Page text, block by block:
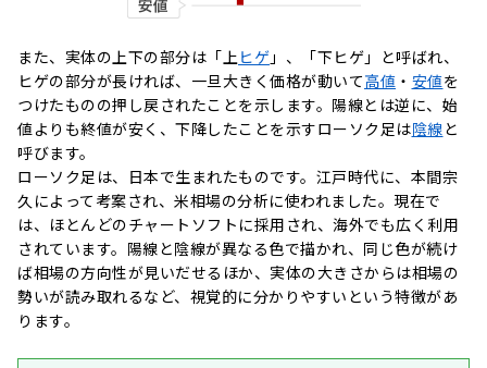
また、実体の上下の部分は「上ヒゲ 」、「下ヒゲ」と呼ばれ、
ヒゲの部分が長ければ、一旦大きく価格が動いて高値 ・ 安値を
つけたものの押し戻されたことを示します。陽線とは逆に、始
値よりも終値が安く、下降したことを示すローソク足は陰線と
呼びます。
ローソク足は、日本で生まれたものです。江戸時代に、本間宗
久によって考案され、米相場の分析に使われました。現在で
は、ほとんどのチャートソフトに採用され、海外でも広く利用
されています。陽線と陰線が異なる色で描かれ、同じ色が続け
ば相場の方向性が見いだせるほか、実体の大きさからは相場の
勢いが読み取れるなど、視覚的に分かりやすいという特徴があ
ります。